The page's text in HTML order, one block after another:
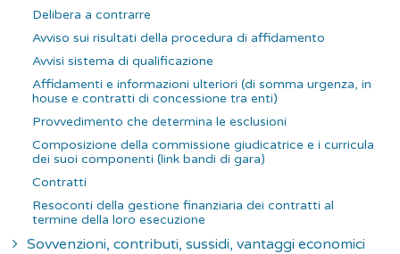
Delibera a contrarre
Avviso sui risultati della procedura di affidamento
Avvisi sistema di qualificazione
Affidamenti e informazioni ulteriori (di somma urgenza, in
house e contratti di concessione tra enti)
Provvedimento che determina le esclusioni
Composizione della commissione giudicatrice e i curricula
dei suoi componenti (link bandi di gara)
Contratti
Resoconti della gestione finanziaria dei contratti al
termine della loro esecuzione
Sovvenzioni, contributi, sussidi, vantaggi economici